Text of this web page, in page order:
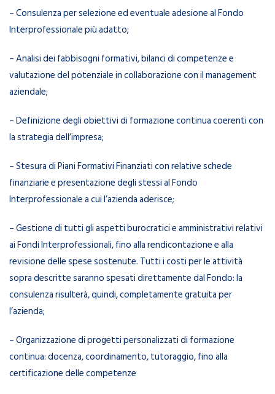
– Consulenza per selezione ed eventuale adesione al Fondo
Interprofessionale più adatto;
– Analisi dei fabbisogni formativi, bilanci di competenze e
valutazione del potenziale in collaborazione con il management
aziendale;
– Definizione degli obiettivi di formazione continua coerenti con
la strategia dell’impresa;
– Stesura di Piani Formativi Finanziati con relative schede
finanziarie e presentazione degli stessi al Fondo
Interprofessionale a cui l’azienda aderisce;
– Gestione di tutti gli aspetti burocratici e amministrativi relativi
ai Fondi Interprofessionali, fino alla rendicontazione e alla
revisione delle spese sostenute. Tutti i costi per le attività
sopra descritte saranno spesati direttamente dal Fondo: la
consulenza risulterà, quindi, completamente gratuita per
l’azienda;
– Organizzazione di progetti personalizzati di formazione
continua: docenza, coordinamento, tutoraggio, fino alla
certificazione delle competenze